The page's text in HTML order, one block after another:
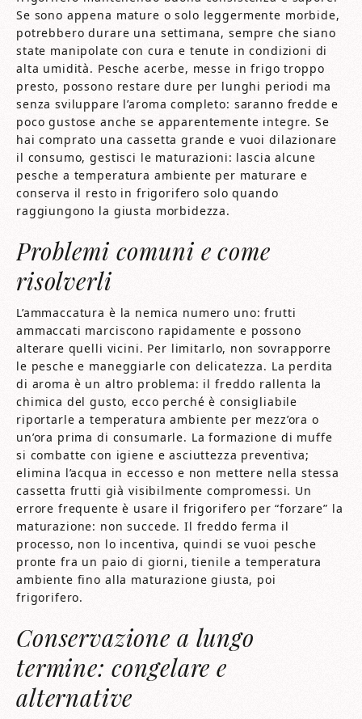
Se sono appena mature o solo leggermente morbide,
potrebbero durare una settimana, sempre che siano
state manipolate con cura e tenute in condizioni di
alta umidità. Pesche acerbe, messe in frigo troppo
presto, possono restare dure per lunghi periodi ma
senza sviluppare l’aroma completo: saranno fredde e
poco gustose anche se apparentemente integre. Se
hai comprato una cassetta grande e vuoi dilazionare
il consumo, gestisci le maturazioni: lascia alcune
pesche a temperatura ambiente per maturare e
conserva il resto in frigorifero solo quando
raggiungono la giusta morbidezza.
Problemi comuni e come
risolverli
L’ammaccatura è la nemica numero uno: frutti
ammaccati marciscono rapidamente e possono
alterare quelli vicini. Per limitarlo, non sovrapporre
le pesche e maneggiarle con delicatezza. La perdita
di aroma è un altro problema: il freddo rallenta la
chimica del gusto, ecco perché è consigliabile
riportarle a temperatura ambiente per mezz’ora o
un’ora prima di consumarle. La formazione di muffe
si combatte con igiene e asciuttezza preventiva;
elimina l’acqua in eccesso e non mettere nella stessa
cassetta frutti già visibilmente compromessi. Un
errore frequente è usare il frigorifero per “forzare” la
maturazione: non succede. Il freddo ferma il
processo, non lo incentiva, quindi se vuoi pesche
pronte fra un paio di giorni, tienile a temperatura
ambiente fino alla maturazione giusta, poi
frigorifero.
Conservazione a lungo
termine: congelare e
alternative